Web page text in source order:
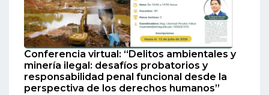
Conferencia virtual: “Delitos ambientales y
minería ilegal: desafíos probatorios y
responsabilidad penal funcional desde la
perspectiva de los derechos humanos”